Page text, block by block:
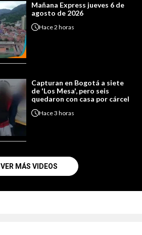
Mañana Express jueves 6 de
agosto de 2026
Hace2 horas
Capturan en Bogotá a siete
de 'Los Mesa', pero seis
quedaron con casa por cárcel
Hace3 horas
VER MÁS VIDEOS